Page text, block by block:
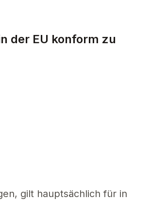
der EU konform zu
gilt hauptsächlich für in